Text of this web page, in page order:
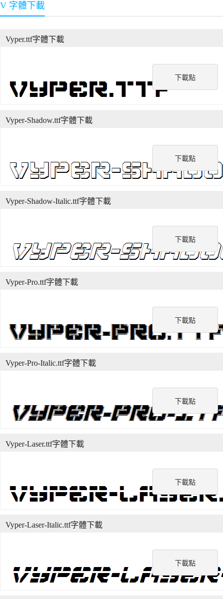
V 字體下載
下載點
Vyper.ttf字體下載
下載點
Vyper-Shadow.ttf字體下載
下載點
Vyper-Shadow-Italic.ttf字體下載
下載點
Vyper-Pro.ttf字體下載
下載點
Vyper-Pro-Italic.ttf字體下載
下載點
Vyper-Laser.ttf字體下載
下載點
Vyper-Laser-Italic.ttf字體下載